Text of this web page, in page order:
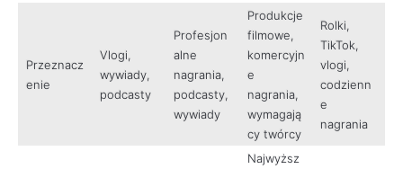
Przeznacz
enie
Vlogi,
wywiady,
podcasty
Profesjon
alne
nagrania,
podcasty,
wywiady
Produkcje
filmowe,
komercyjn
e
nagrania,
wymagają
cy twórcy
Rolki,
TikTok,
vlogi,
codzienn
e
nagrania
Najwyższ